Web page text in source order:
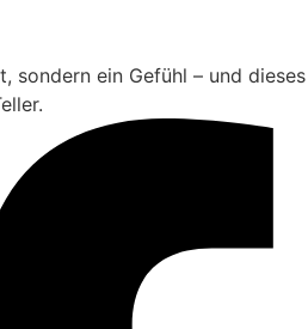
sondern ein Gefühl – und dieses